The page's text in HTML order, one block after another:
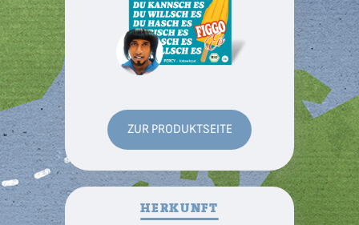
MAGAZIN
ÜBER
UNS
PRODUKTWELT
ZUR PRODUKTSEITE
HERKUNFT